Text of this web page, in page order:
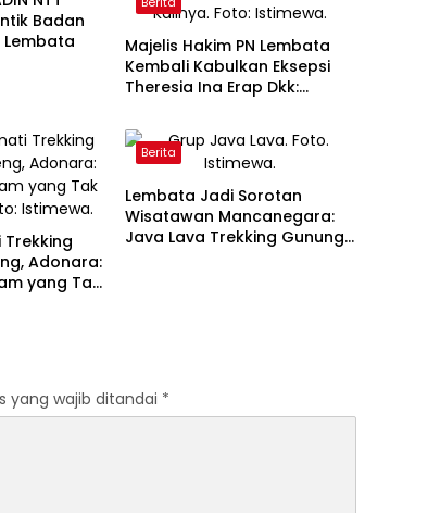
Badan
Lembata
Majelis Hakim PN Lembata
Kembali Kabulkan Eksepsi
Theresia Ina Erap Dkk:
Dkk Ditolak untuk Keempat
Kalinya
Trekking
Adonara:
yang Tak
Berita
Lembata Jadi Sorotan
Wisatawan Mancanegara:
Java Lava Trekking Gunung
yang wajib ditandai *